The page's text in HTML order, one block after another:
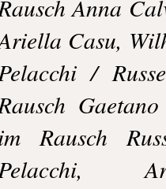
Anna
Casu,
/
Rausch